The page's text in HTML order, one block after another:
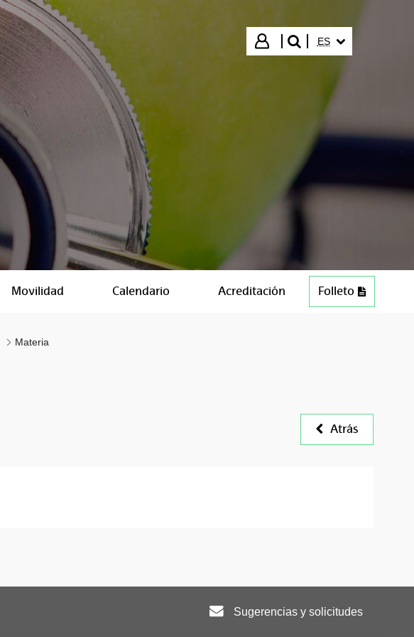
Iniciar sesión
buscar"
ES
Movilidad Calendario Acreditación FolletoPDF (202 KB)
Materia
Atrás
Sugerencias y solicitudes